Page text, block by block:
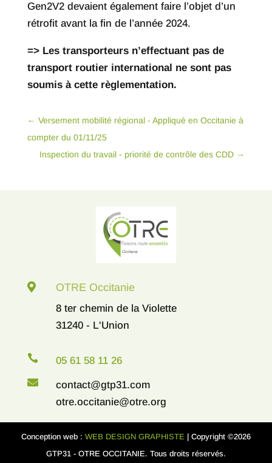
Gen2V2 devaient également faire l’objet d’un
rétrofit avant la fin de l’année 2024.
=> Les transporteurs n’effectuant pas de
transport routier international ne sont pas
soumis à cette règlementation.
← Versement mobilité régional - Appliqué en Occitanie à
compter du 01/11/25
Inspection du travail - priorité de contrôle des CDD →
 OTRE Occitanie
8 ter chemin de la Violette
31240 - L'Union
 05 61 58 11 26

contact@gtp31.com
otre.occitanie@otre.org
Conception web : WEB DESIGN GRAPHISTE | Copyright ©2026
GTP31 - OTRE OCCITANIE. Tous droits réservés.